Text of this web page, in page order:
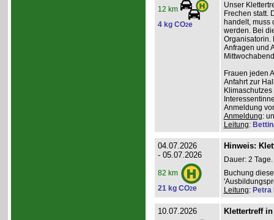
12 km
4 kg CO2e
Unser
Frechen statt.
handelt, muss
werden. Bei
Organisatorin.
Anfragen und
Frauen jeden
Anfahrt zur
Anmeldung
Anmeldung:
Leitung:
04.07.2026
- 05.07.2026
82 km
21 kg CO2e
Hinweis:
Dauer: 2 Tage.
Buchung
Leitung: Petra
10.07.2026 Klettertreff